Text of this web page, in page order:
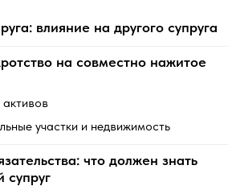
влияние на другого супруга
на совместно нажитое
участки и недвижимость
что должен знать
супруг